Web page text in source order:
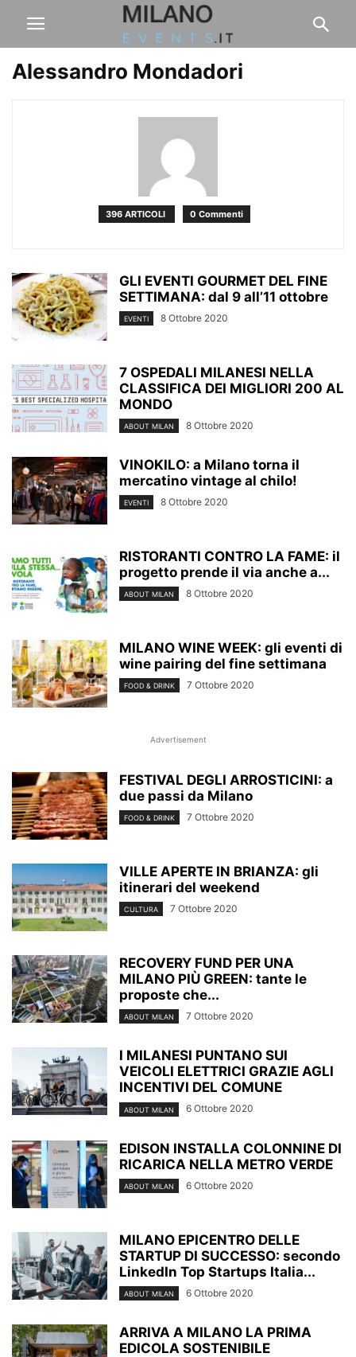
Alessandro Mondadori
396 ARTICOLI 0 Commenti
GLI EVENTI GOURMET DEL FINE
SETTIMANA: dal 9 all’11 ottobre
EVENTI 8 Ottobre 2020
7 OSPEDALI MILANESI NELLA
CLASSIFICA DEI MIGLIORI 200 AL
MONDO
ABOUT MILAN 8 Ottobre 2020
VINOKILO: a Milano torna il
mercatino vintage al chilo!
EVENTI 8 Ottobre 2020
RISTORANTI CONTRO LA FAME: il
progetto prende il via anche a...
ABOUT MILAN 8 Ottobre 2020
MILANO WINE WEEK: gli eventi di
wine pairing del fine settimana
FOOD & DRINK 7 Ottobre 2020
Advertisement
FESTIVAL DEGLI ARROSTICINI: a
due passi da Milano
FOOD & DRINK 7 Ottobre 2020
VILLE APERTE IN BRIANZA: gli
itinerari del weekend
CULTURA 7 Ottobre 2020
RECOVERY FUND PER UNA
MILANO PIÙ GREEN: tante le
proposte che...
ABOUT MILAN 7 Ottobre 2020
I MILANESI PUNTANO SUI
VEICOLI ELETTRICI GRAZIE AGLI
INCENTIVI DEL COMUNE
ABOUT MILAN 6 Ottobre 2020
EDISON INSTALLA COLONNINE DI
RICARICA NELLA METRO VERDE
ABOUT MILAN 6 Ottobre 2020
MILANO EPICENTRO DELLE
STARTUP DI SUCCESSO: secondo
LinkedIn Top Startups Italia...
ABOUT MILAN 6 Ottobre 2020
ARRIVA A MILANO LA PRIMA
EDICOLA SOSTENIBILE